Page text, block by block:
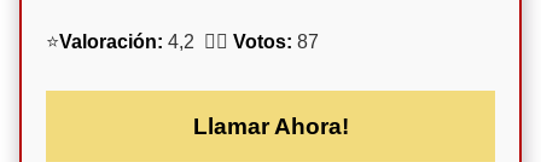
⭐Valoración: 4,2 🕵️‍♀️ Votos: 87
Llamar Ahora!